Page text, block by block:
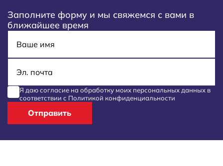
Заполните форму и мы свяжемся с вами в
ближайшее время
Я даю согласие на обработку моих персональных данных в
соответствии с Политикой конфиденциальности
Отправить